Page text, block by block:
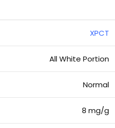
XPCT
All White Portion
Normal
8 mg/g